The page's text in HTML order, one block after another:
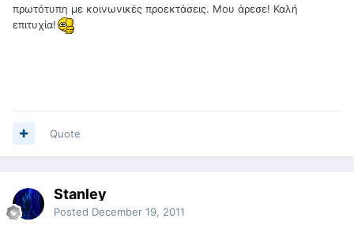
πρωτότυπη με κοινωνικές προεκτάσεις. Μου άρεσε! Καλή
επιτυχία!
Quote
Stanley
Posted December 19, 2011